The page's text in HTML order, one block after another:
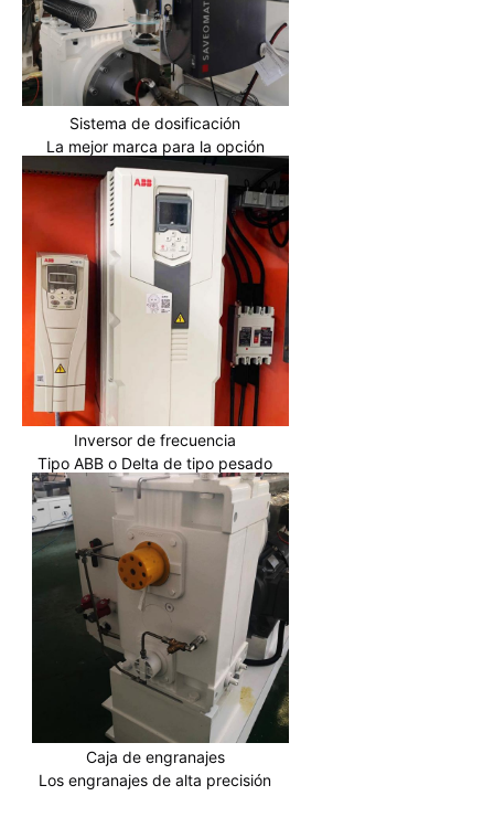
Sistema de dosificación
La mejor marca para la opción
Inversor de frecuencia
Tipo ABB o Delta de tipo pesado
Caja de engranajes
Los engranajes de alta precisión